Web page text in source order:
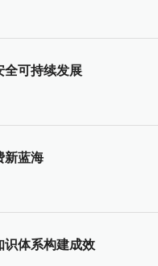
全可持续发展
新蓝海
识体系构建成效